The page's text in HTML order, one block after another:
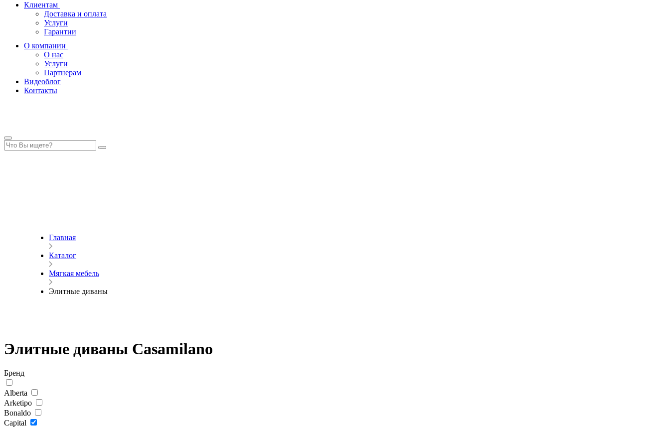
Клиентам
Доставка и оплата
Услуги
Гарантии
О компании
О нас
Услуги
Партнерам
Видеоблог
Контакты
Главная
Каталог
Мягкая мебель
Элитные диваны
Элитные диваны Casamilano
Бренд
Alberta
Arketipo
Bonaldo
Capital